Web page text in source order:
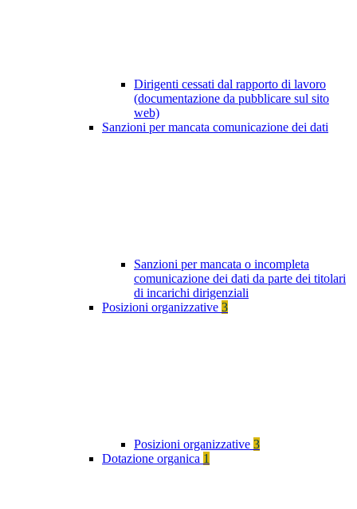
Dirigenti cessati dal rapporto di lavoro
(documentazione da pubblicare sul sito
web)
Sanzioni per mancata comunicazione dei dati
Sanzioni per mancata o incompleta
comunicazione dei dati da parte dei titolari
di incarichi dirigenziali
Posizioni organizzative 3
Posizioni organizzative 3
Dotazione organica 1